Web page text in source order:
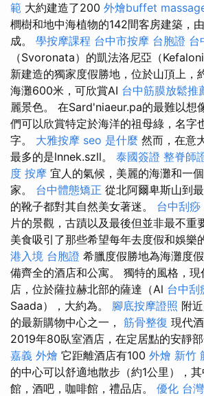
範 大約建造了200 外燴buffet
櫚樹和地中海植物的142間客房建築，
成。 學按摩課程 台中市按摩 台胞證 台
（Svoronata）的凱法洛尼亞（
新建造的獨家度假勝地，位於山頂上，
海灘600米，可欣賞AI 台中筋膜放鬆推
麗景色。 在Sard'niaeur.pa的最難以想
們可以欣賞特定於海洋的祖母綠，名字
字。 大雅按摩 seo 是什麼 然而，在意
最多的是lnnek.szll。 泰國簽證 整脊師
度 按摩 宜人的氣候，美麗的海灘和一
家。 台中體態矯正 從北阿爾卑斯山到
的靴子都對其自然美女著迷。 台中刮痧
片的景觀，古蹟以及最後但並非最不重
美食吸引了那些希望每年去度假和娛樂
港入境 台胞證 希臘度假勝地為海灘度
備齊全的酒店和公寓。 獨特的風格，
店，位於薩拉赫北部的薩達（Al 台中
Saada），大約為。 腳底按摩證照 附
的最新購物中心之一， 筋骨整復 現代
2019年80臥室酒店，在定居點的安靜部
嘉義 外燴 它距離酒店有100 外燴 新竹
的中心可以舒適地散步（約1公里），
館，酒吧，咖啡館，禮品店。 優化 台